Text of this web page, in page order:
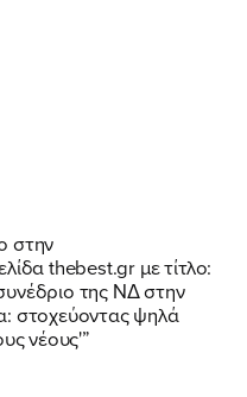
στην
thebest.gr με τίτλο:
της ΝΔ στην
στοχεύοντας ψηλά
νέους'”